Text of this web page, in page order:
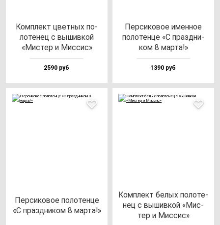
Ком­плект цвет­ных по­
ло­те­нец с вы­шив­кой
«Мис­тер и Мис­сис»
2590 руб
Пер­си­ко­вое имен­ное
по­ло­тен­це «С праз­дни­
ком 8 мар­та!»
1390 руб
Пер­си­ко­вое по­ло­тен­це
«С праз­дни­ком 8 мар­та!»
Ком­плект бе­лых по­ло­те­
нец с вы­шив­кой «Мис­
тер и Мис­сис»